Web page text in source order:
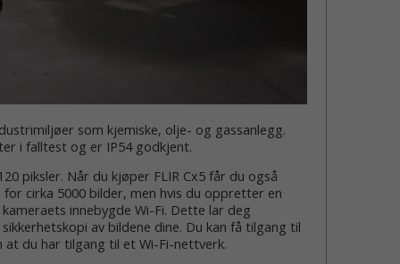
som kjemiske, olje- og gassanlegg.
i falltest og er IP54 godkjent.
piksler. Når du kjøper FLIR Cx5 får du også
for cirka 5000 bilder, men hvis du oppretter en
innebygde Wi-Fi. Dette lar deg
av bildene dine. Du kan få tilgang til
at du har tilgang til et Wi-Fi-nettverk.